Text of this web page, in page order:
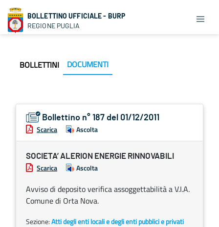
BOLLETTINO UFFICIALE - BURP
REGIONE PUGLIA
BOLLETTINI DOCUMENTI
Bollettino n° 187 del 01/12/2011
Scarica Ascolta
SOCIETA’ ALERION ENERGIE RINNOVABILI
Scarica Ascolta
Avviso di deposito verifica assoggettabilità a V.I.A.
Comune di Orta Nova.
Sezione:Atti degli enti locali e degli enti pubblici e privati